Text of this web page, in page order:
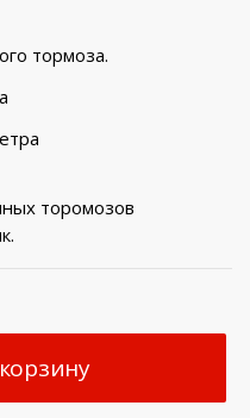
тормоза.
торомозов